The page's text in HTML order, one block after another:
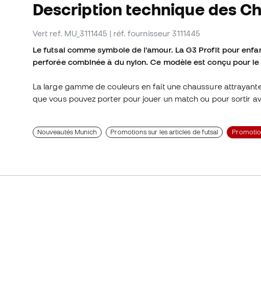
Description technique des
Vert ref. MU_3111445 | réf. fournisseur 3111445
Le futsal comme symbole de l'amour. La G3 Profit pour
perforée combinée à du nylon. Ce modèle est conçu pour
La large gamme de couleurs en fait une chaussure
que vous pouvez porter pour jouer un match ou pour sortir
Nouveautés Munich Promotions sur les articles de futsal